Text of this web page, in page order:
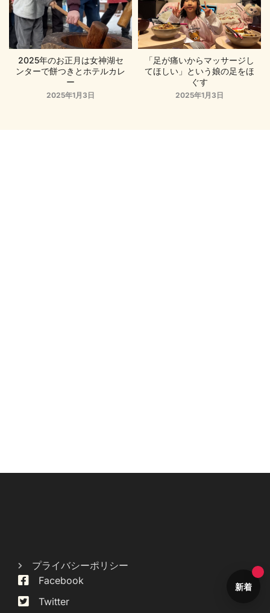
2025年のお正月は女神湖セ
ンターで餅つきとホテルカレ
ー
2025年1月3日
「足が痛いからマッサージし
てほしい」という娘の足をほ
ぐす
2025年1月3日
プライバシーポリシー
Facebook
Twitter
新着